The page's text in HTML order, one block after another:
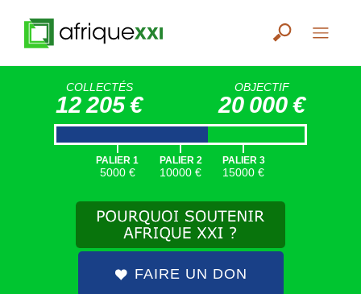
COLLECTÉS
12 205 €
OBJECTIF
20 000 €
|
PALIER 1
5000 €
|
PALIER 2
10000 €
|
PALIER 3
15000 €
FAIRE UN DON